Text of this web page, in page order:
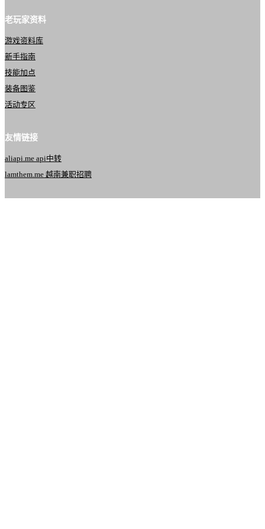
老玩家资料
游戏资料库
新手指南
技能加点
装备图鉴
活动专区
友情链接
aliapi.me api中转
lamthem.me 越南兼职招聘